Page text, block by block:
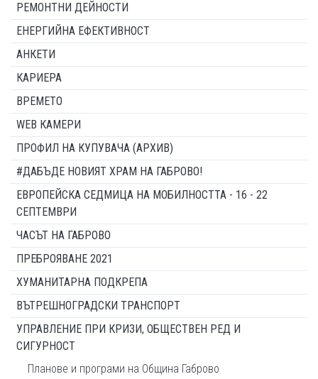
РЕМОНТНИ ДЕЙНОСТИ
ЕНЕРГИЙНА ЕФЕКТИВНОСТ
АНКЕТИ
КАРИЕРА
ВРЕМЕТО
WEB КАМЕРИ
ПРОФИЛ НА КУПУВАЧА (АРХИВ)
#ДАБЪДЕ НОВИЯТ ХРАМ НА ГАБРОВО!
ЕВРОПЕЙСКА СЕДМИЦА НА МОБИЛНОСТТА - 16 - 22
СЕПТЕМВРИ
ЧАСЪТ НА ГАБРОВО
ПРЕБРОЯВАНЕ 2021
ХУМАНИТАРНА ПОДКРЕПА
ВЪТРЕШНОГРАДСКИ ТРАНСПОРТ
УПРАВЛЕНИЕ ПРИ КРИЗИ, ОБЩЕСТВЕН РЕД И
СИГУРНОСТ
Планове и програми на Община Габрово